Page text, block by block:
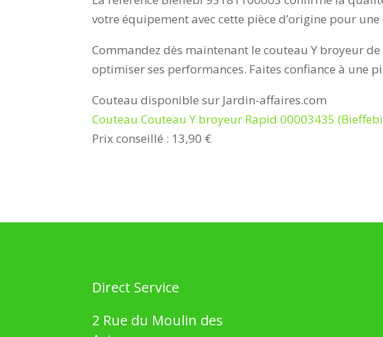
votre équipement avec cette pièce d’origine pour
Commandez dès maintenant le couteau Y broyeur
optimiser ses performances. Faites confiance à une
Couteau disponible sur Jardin-affaires.com
Couteau Couteau Y broyeur Rapid 00003435
Prix conseillé : 13,90 €
Direct Service
2 Rue du Moulin des